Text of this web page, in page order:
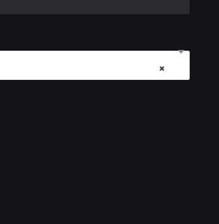
×